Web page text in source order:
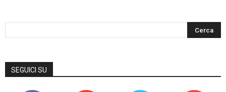
SEGUICI SU